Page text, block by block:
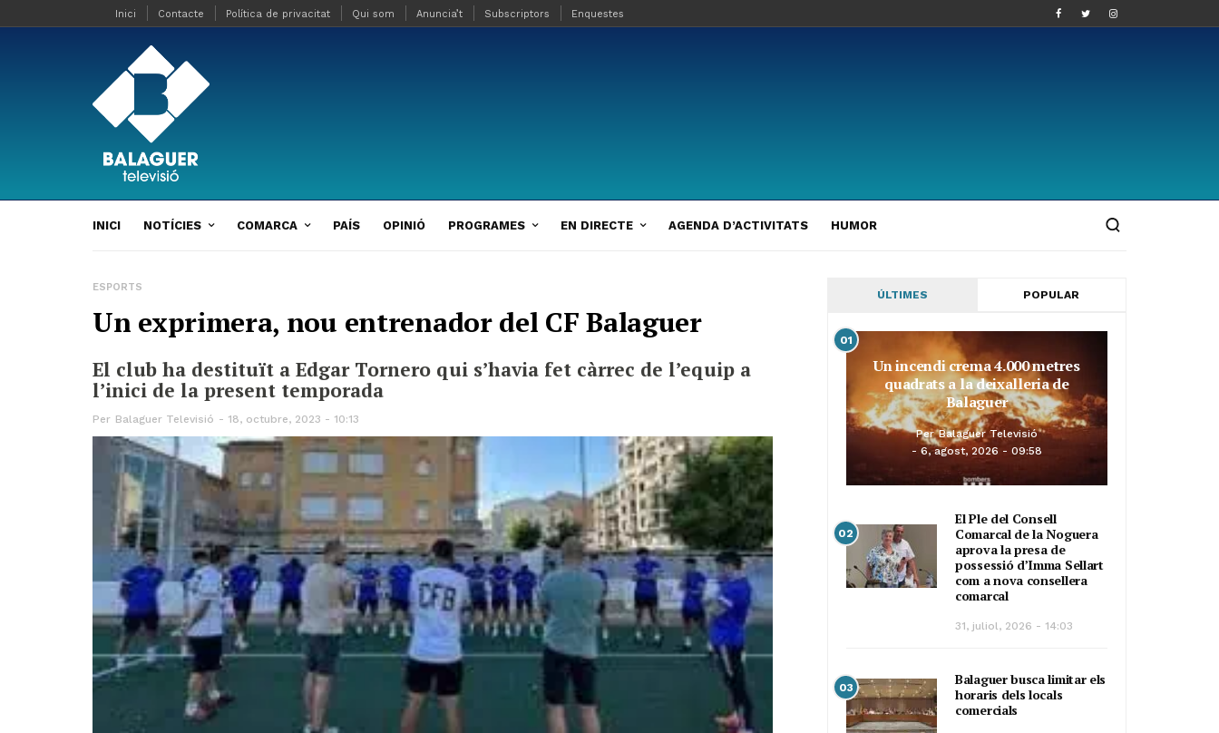
Inici Contacte Política de privacitat Qui som Anuncia’t Subscriptors Enquestes
INICI NOTÍCIES COMARCA PAÍS OPINIÓ PROGRAMES EN DIRECTE AGENDA D’ACTIVITATS HUMOR
ESPORTS
Un exprimera, nou entrenador del CF Balaguer
El club ha destituït a Edgar Tornero qui s’havia fet càrrec de l’equip a
l’inici de la present temporada
Per Balaguer Televisió 18, octubre, 2023 - 10:13
ÚLTIMES POPULAR
01
Un incendi crema 4.000 metres
quadrats a la deixalleria de
Balaguer
Per Balaguer Televisió
6, agost, 2026 - 09:58
02
El Ple del Consell
Comarcal de la Noguera
aprova la presa de
possessió d’Imma Sellart
com a nova consellera
comarcal
31, juliol, 2026 - 14:03
03
Balaguer busca limitar els
horaris dels locals
comercials